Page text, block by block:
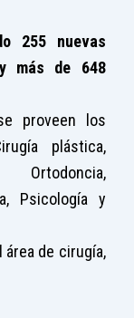
255 nuevas
más de 648
proveen los
plástica,
Ortodoncia,
Psicología y
área de cirugía,